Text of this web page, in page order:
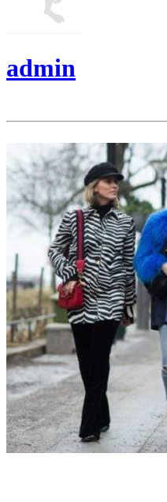
admin